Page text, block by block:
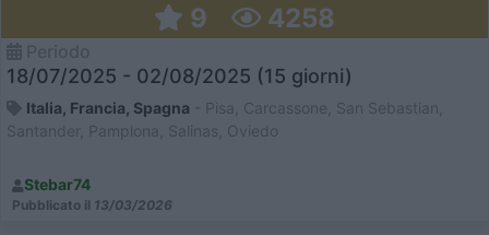
9 4258
18/07/2025 - 02/08/2025 (15 giorni)
Italia, Francia, Spagna - Pisa, Carcassone, San Sebastian,
Santander, Pamplona, Salinas, Oviedo
Stebar74
Pubblicato il 13/03/2026